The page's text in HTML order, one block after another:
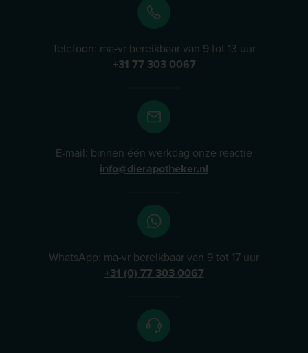
Telefoon: ma-vr bereikbaar van 9 tot 13 uur
+31 77 303 0067
E-mail: binnen één werkdag onze reactie
info@dierapotheker.nl
WhatsApp: ma-vr bereikbaar van 9 tot 17 uur
+31 (0) 77 303 0067